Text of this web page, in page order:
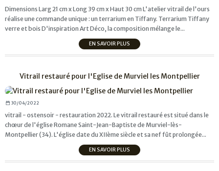
Dimensions Larg 21 cm x Long 39 cm x Haut 30 cm L'atelier vitrail de l'ours
réalise une commande unique : un terrarium en Tiffany. Terrarium Tiffany
verre et bois D'inspiration Art Déco, la composition mélange le...
EN SAVOIR PLUS
Vitrail restauré pour l'Eglise de Murviel les Montpellier
30/04/2022
vitrail - ostensoir - restauration 2022. Le vitrail restauré est situé dans le
chœur de l'église Romane Saint-Jean-Baptiste de Murviel-lès-
Montpellier (34). L'église date du XIIème siècle et sa nef fût prolongée...
EN SAVOIR PLUS